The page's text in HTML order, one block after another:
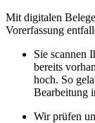
Mit digitalen
Vorerfassung
Sie scannen
bereits
hoch. So
Bearbeitung
Wir prüfen